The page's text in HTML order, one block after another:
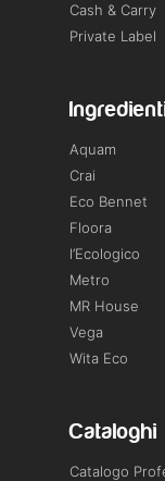
Cash & Carry
Private Label
Aquam
Crai
Eco Bennet
Floora
l’Ecologico
Metro
MR House
Vega
Wita Eco
Cataloghi
Catalogo